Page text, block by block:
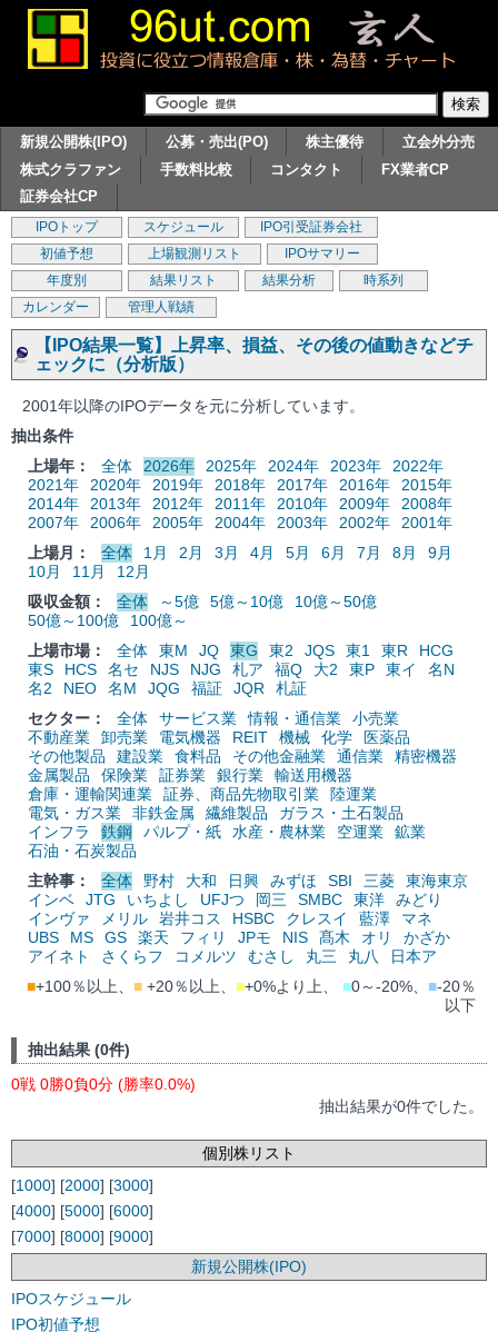
新規公開株(IPO) 公募・売出(PO) 株主優待
立会外分売
株式クラファン
手数料比較 コンタクト
FX業者CP
証券会社CP
IPOトップ スケジュール
IPO引受証券会社
初値予想
上場観測リスト
IPOサマリー
年度別
結果リスト 結果分析
時系列
カレンダー
管理人戦績
【IPO結果一覧】上昇率、損益、その後の値動きなどチ
ェックに（分析版）
2001年以降のIPOデータを元に分析しています。
抽出条件
上場年：
全体 2026年 2025年 2024年 2023年
2022年
2021年
2020年 2019年 2018年 2017年 2016年
2015年
2014年
2013年 2012年 2011年 2010年 2009年
2008年
2007年
2006年 2005年 2004年 2003年 2002年
2001年
上場月：
全体 1月 2月 3月 4月 5月 6月 7月 8月
9月
10月
11月
12月
吸収金額：
全体 ～5億 5億～10億
10億～50億
50億～100億
100億～
上場市場：
全体 東M JQ 東G 東2 JQS 東1 東R
HCG
東S
HCS 名セ NJS NJG 札ア 福Q 大2 東P 東イ
名N
名2
NEO 名M JQG 福証 JQR
札証
セクター：
全体 サービス業 情報・通信業
小売業
不動産業
卸売業 電気機器 REIT 機械 化学
医薬品
その他製品
建設業 食料品 その他金融業 通信業
精密機器
金属製品
保険業 証券業 銀行業
輸送用機器
倉庫・運輸関連業
証券、商品先物取引業
陸運業
電気・ガス業
非鉄金属 繊維製品
ガラス・土石製品
インフラ
鉄鋼 パルプ・紙 水産・農林業 空運業
鉱業
石油・石炭製品
主幹事：
全体 野村 大和 日興 みずほ SBI 三菱
東海東京
インベ
JTG いちよし UFJつ 岡三 SMBC 東洋
みどり
インヴァ
メリル 岩井コス HSBC クレスイ 藍澤
マネ
UBS
MS GS 楽天 フィリ JPモ NIS 髙木 オリ
かざか
アイネト
さくらフ コメルツ むさし 丸三 丸八
日本ア
■+100％以上、 ■ +20％以上、 ■+0%より上、 ■0～-20%、 ■-20％
以下
抽出結果 (0件)
0戦 0勝0負0分 (勝率0.0%)
抽出結果が0件でした。
個別株リスト
[1000] [2000] [3000]
[4000] [5000] [6000]
[7000] [8000] [9000]
新規公開株(IPO)
IPOスケジュール
IPO初値予想